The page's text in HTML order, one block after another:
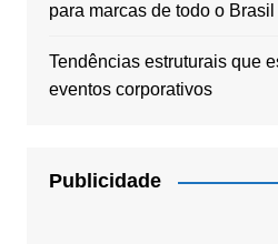
para marcas de todo o Brasil
Tendências estruturais que
eventos corporativos
Publicidade